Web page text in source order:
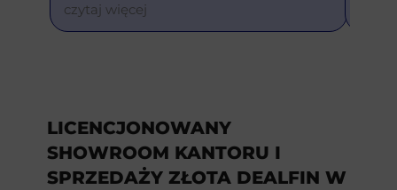
czytaj więcej
LICENCJONOWANY
SHOWROOM KANTORU I
SPRZEDAŻY ZŁOTA DEALFIN W